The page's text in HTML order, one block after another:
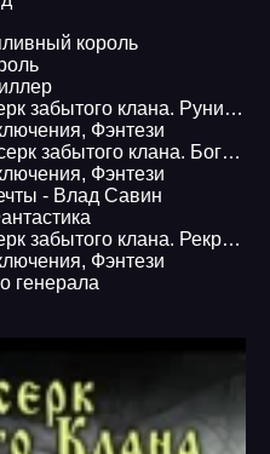
Не в магии счастье 7. Берсерк забытого клана. Рунические войны Захребетья
, Фэнтези
Не в магии счастье 10. Берсерк забытого клана. Боги и Демоны Захребетья
, Фэнтези
- Влад Савин
Не в магии счастье 5. Берсерк забытого клана. Рекруты Магов Руссии
, Фэнтези